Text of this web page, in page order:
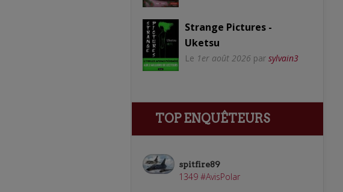
Strange Pictures -
Uketsu
Le 1er août 2026 par sylvain3
TOP ENQUÊTEURS
spitfire89
1349 #AvisPolar